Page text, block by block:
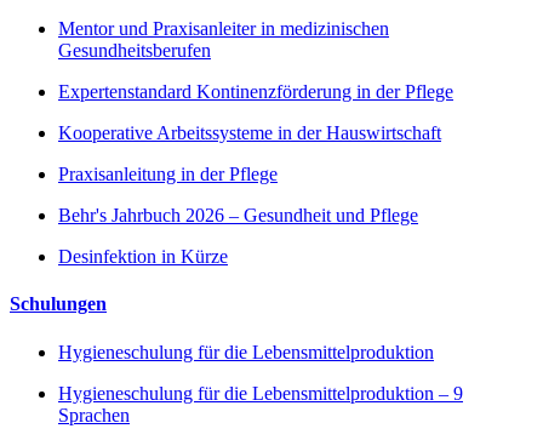
Mentor und Praxisanleiter in medizinischen
Gesundheitsberufen
Expertenstandard Kontinenzförderung in der Pflege
Kooperative Arbeitssysteme in der Hauswirtschaft
Praxisanleitung in der Pflege
Behr's Jahrbuch 2026 – Gesundheit und Pflege
Desinfektion in Kürze
Schulungen
Hygieneschulung für die Lebensmittelproduktion
Hygieneschulung für die Lebensmittelproduktion – 9
Sprachen